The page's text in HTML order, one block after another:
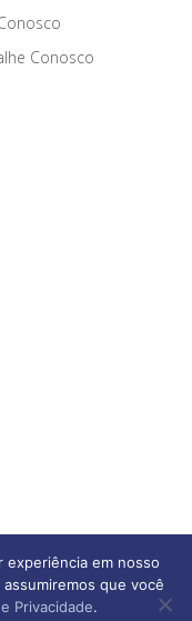
Conosco
experiência em nosso
que você
Privacidade.